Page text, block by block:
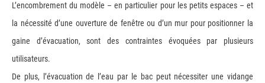
L’encombrement du modèle – en particulier pour les petits espaces – et
la nécessité d’une ouverture de fenêtre ou d’un mur pour positionner la
gaine d’évacuation, sont des contraintes évoquées par plusieurs
utilisateurs.
De plus, l’évacuation de l’eau par le bac peut nécessiter une vidange